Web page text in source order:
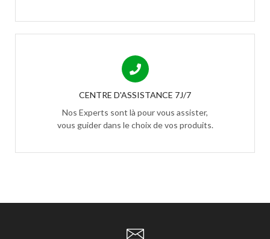
CENTRE D'ASSISTANCE 7J/7
Nos Experts sont là pour vous assister,
vous guider dans le choix de vos produits.